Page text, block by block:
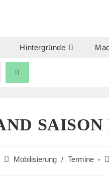
Hintergründe
Beitrags-
Mobilisierung / Termine